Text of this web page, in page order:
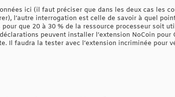
ici (il faut préciser que dans les deux cas les
l’autre interrogation est celle de savoir à quel
que 20 à 30 % de la ressource processeur soit
peuvent installer l’extension NoCoin pour
Il faudra la tester avec l’extension incriminée pour